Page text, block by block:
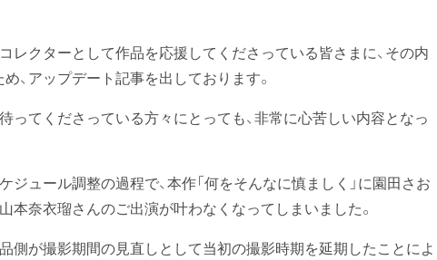
レクターとして作品を応援してくださっている皆さまに、その内
、アップデート記事を出しております。
ってくださっている方々にとっても、非常に心苦しい内容となっ
ジュール調整の過程で、本作「何をそんなに慎ましく」に園田さお
本奈衣瑠さんのご出演が叶わなくなってしまいました。
側が撮影期間の見直しとして当初の撮影時期を延期したことによ